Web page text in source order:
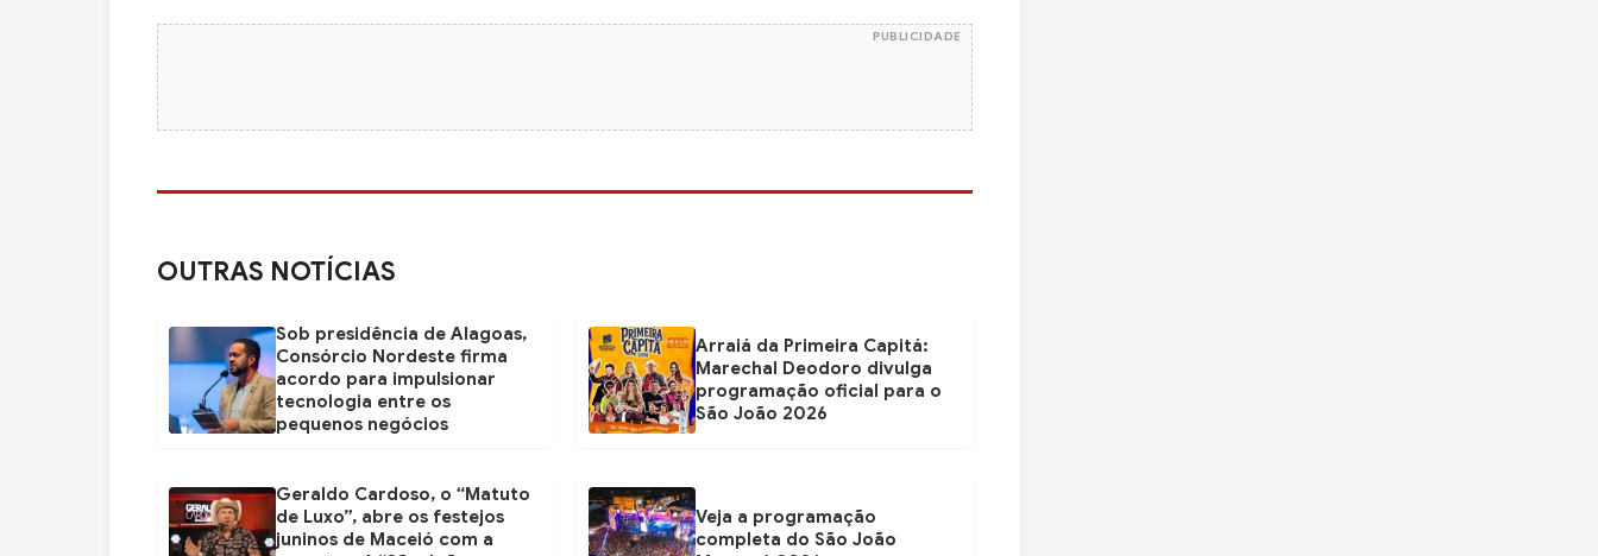
PUBLICIDADE
OUTRAS NOTÍCIAS
Sob presidência de Alagoas,
Consórcio Nordeste firma
acordo para impulsionar
tecnologia entre os
pequenos negócios
Arraiá da Primeira Capitá:
Marechal Deodoro divulga
programação oficial para o
São João 2026
Geraldo Cardoso, o “Matuto
de Luxo”, abre os festejos
juninos de Maceió com a
Veja a programação
completa do São João